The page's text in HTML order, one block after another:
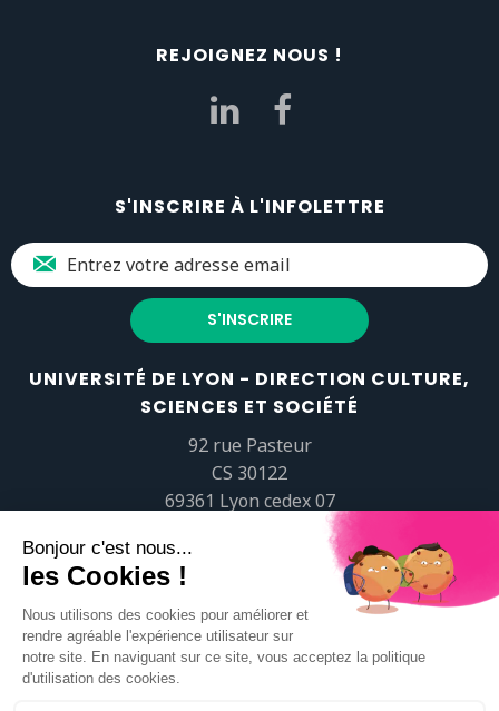
REJOIGNEZ NOUS !
S'INSCRIRE À L'INFOLETTRE
UNIVERSITÉ DE LYON - DIRECTION CULTURE,
SCIENCES ET SOCIÉTÉ
92 rue Pasteur
CS 30122
69361 Lyon cedex 07
popsciences@universite-lyon.fr
Tél.+33 (0)4 37 37 82 01